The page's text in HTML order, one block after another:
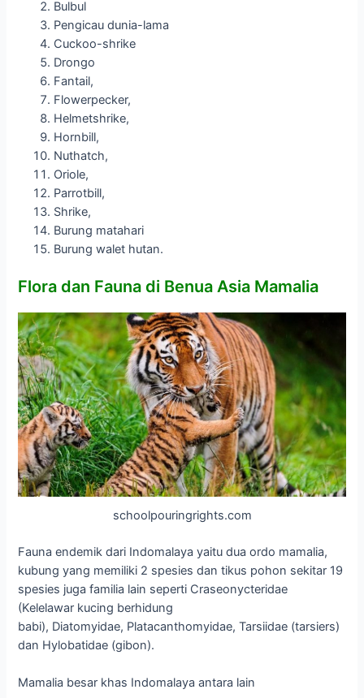
Bulbul
Pengicau dunia-lama
Cuckoo-shrike
Drongo
Fantail,
Flowerpecker,
Helmetshrike,
Hornbill,
Nuthatch,
Oriole,
Parrotbill,
Shrike,
Burung matahari
Burung walet hutan.
Flora dan Fauna di Benua Asia Mamalia
schoolpouringrights.com
Fauna endemik dari Indomalaya yaitu dua ordo mamalia,
kubung yang memiliki 2 spesies dan tikus pohon sekitar 19
spesies juga familia lain seperti Craseonycteridae
(Kelelawar kucing berhidung
babi), Diatomyidae, Platacanthomyidae, Tarsiidae (tarsiers)
dan Hylobatidae (gibon).
Mamalia besar khas Indomalaya antara lain